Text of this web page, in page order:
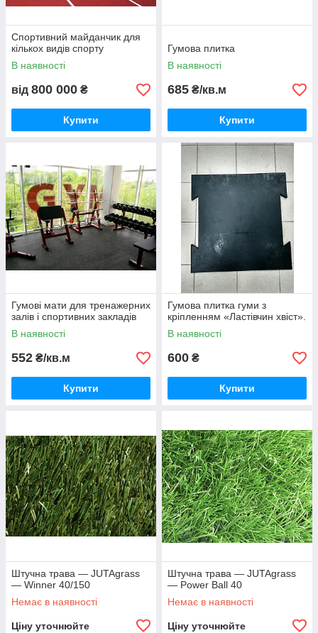
Спортивний майданчик для
кількох видів спорту
В наявності
від 800 000 ₴
Купити
Гумова плитка
В наявності
685 ₴/кв.м
Купити
Гумові мати для тренажерних
залів і спортивних закладів
В наявності
552 ₴/кв.м
Купити
Гумова плитка гуми з
кріпленням «Ластівчин хвіст».
В наявності
600 ₴
Купити
Штучна трава — JUTAgrass
— Winner 40/150
Немає в наявності
Ціну уточнюйте
Штучна трава — JUTAgrass
— Power Ball 40
Немає в наявності
Ціну уточнюйте